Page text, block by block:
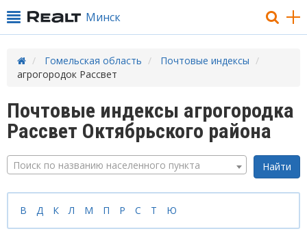
Минск
Гомельская область
Почтовые индексы
агрогородок Рассвет
Почтовые индексы агрогородка
Рассвет Октябрьского района
Поиск по названию населенного пункта
В Д К Л М П Р С Т Ю